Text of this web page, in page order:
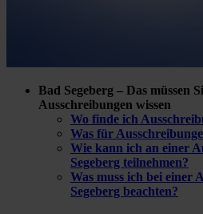
Bad Segeberg – Das müssen
Ausschreibungen wissen
Wo finde ich
Was für
Wie kann ich an einer
Segeberg teilnehmen?
Was muss ich bei einer
Segeberg beachten?